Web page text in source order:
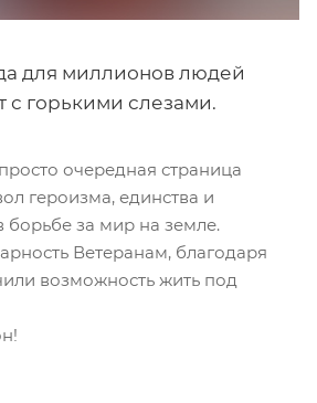
для миллионов людей
с горькими слезами.
очередная страница
героизма, единства и
борьбе за мир на земле.
Ветеранам, благодаря
возможность жить под